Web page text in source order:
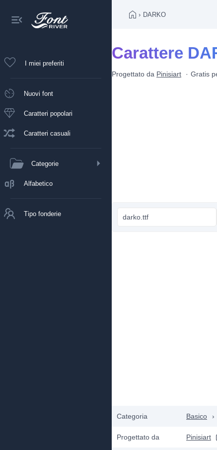
I miei preferiti
Nuovi font
Caratteri popolari
Caratteri casuali
Categorie
Alfabetico
Tipo fonderie
› DARKO
Carattere
Progettato da Pinisiart Gratis
darko.ttf
Categoria Basico ›
Progettato da Pinisiart